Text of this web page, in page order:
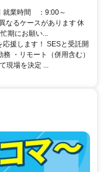
業時間 ：9:00～
なるケースがあります 休
期にお願い...
援します！ SESと受託開
・リモート（併用含む）
現場を決定 ...